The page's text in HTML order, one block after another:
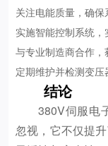
关注电能质量，确保
实施智能控制系统，
与专业制造商合作
定期维护并检测变压
结论
380V伺服电
忽视，它不仅提